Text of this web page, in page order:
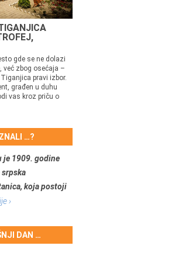
gde se ne dolazi
već zbog osećaja –
pravi izbor.
građen u duhu
vas kroz priču o
…?
je 1909. godine
srpska
koja postoji
›
DAN …